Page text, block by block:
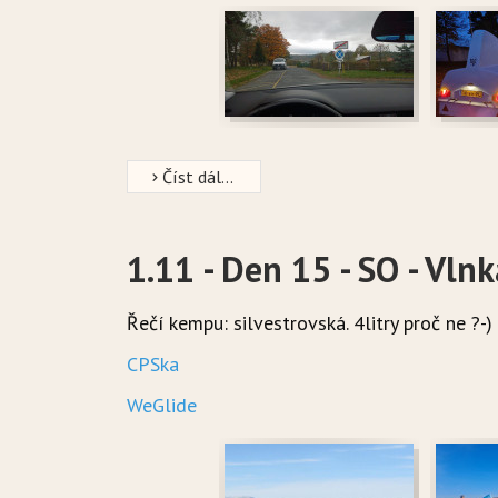
Číst dál...
1.11 - Den 15 - SO -
Řečí kempu: silvestrovská. 4litry proč ne ?-)
CPSka
WeGlide